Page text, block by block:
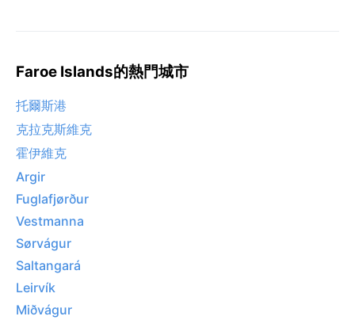
Faroe Islands的熱門城市
托爾斯港
克拉克斯維克
霍伊維克
Argir
Fuglafjørður
Vestmanna
Sørvágur
Saltangará
Leirvík
Miðvágur